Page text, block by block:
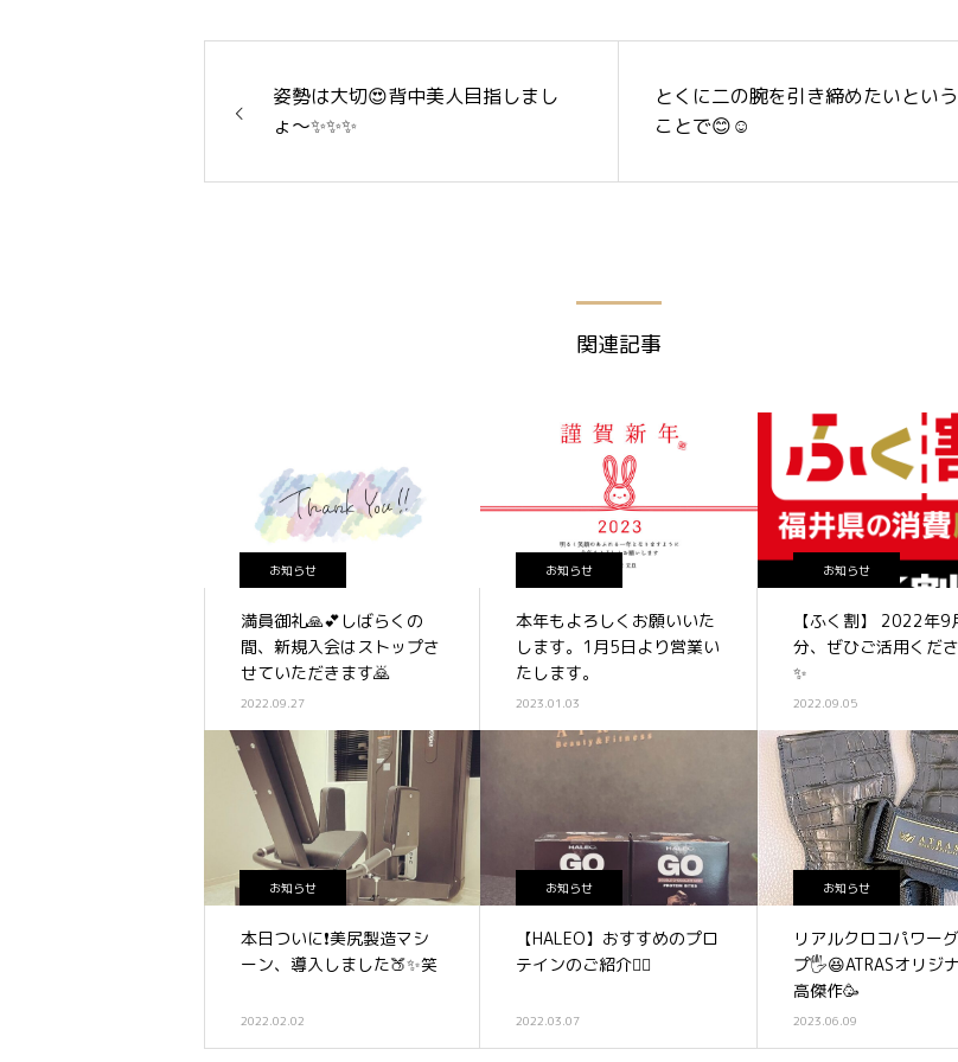
姿勢は大切😍背中美人目指しまし
ょ〜✨✨✨
とくに二の腕を引き締めたいという
ことで😊☺️
関連記事
お知らせ
満員御礼🙏💕しばらくの
間、新規入会はストップさ
せていただきます🙇
2022.09.27
お知らせ
本年もよろしくお願いいた
します。1月5日より営業い
たします。
2023.01.03
お知らせ
【ふく割】 2022年9
分、ぜひご活用くだ
✨
2022.09.05
お知らせ
本日ついに❗️美尻製造マシ
ーン、導入しました🍑✨笑
2022.02.02
お知らせ
【HALEO】おすすめのプロ
テインのご紹介💁‍♀️
2022.03.07
お知らせ
リアルクロコパワー
プ🖐️😆ATRASオリジ
高傑作🥳
2023.06.09